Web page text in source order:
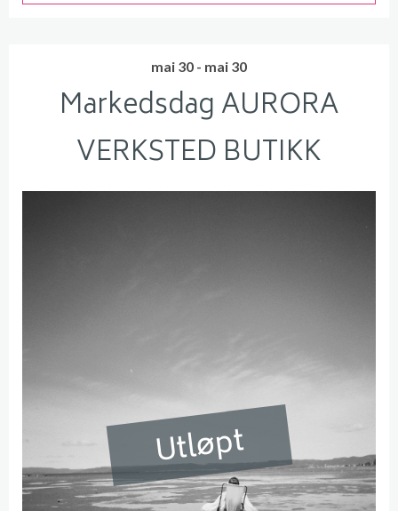
mai 30 - mai 30
Markedsdag AURORA
VERKSTED BUTIKK
Utløpt